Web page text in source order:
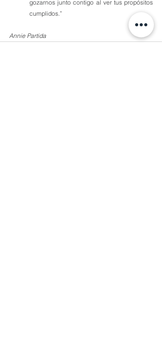
gozarnos junto contigo al ver tus propósitos
cumplidos.”
Annie Partida